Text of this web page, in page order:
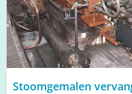
Stoomgemalen